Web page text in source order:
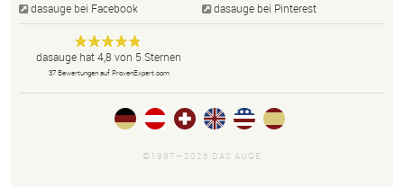
dasauge bei Facebook dasauge bei Pinterest
dasauge
Designer,
Fotografen,
Agenturen,
Portfolios
und Jobs.
Anonym
dasauge hat4,8 von 5 Sternen
37Bewertungen auf ProvenExpert.com
©1997—2026 DAS AUGE